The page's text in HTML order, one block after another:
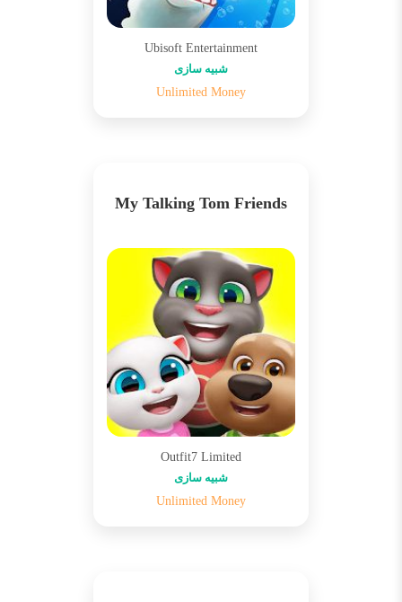
Ubisoft Entertainment
شبیه سازی
Unlimited Money
My Talking Tom Friends
Outfit7 Limited
شبیه سازی
Unlimited Money